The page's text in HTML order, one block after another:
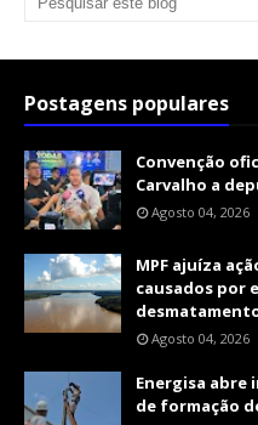
Postagens populares
Convenção
Carvalho a
Agosto 04, 2026
MPF ajuíza
causados por
Agosto 04, 2026
Energisa abre
de formação